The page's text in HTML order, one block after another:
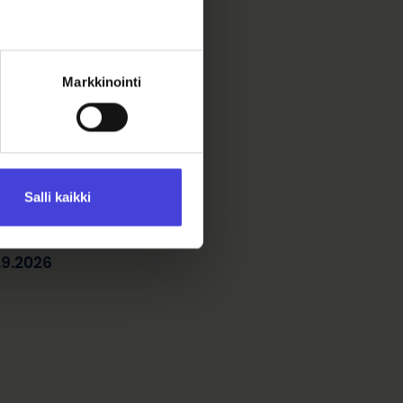
Markkinointi
Salli kaikki
2026